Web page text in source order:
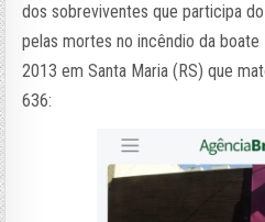
dos sobreviventes que participa
pelas mortes no incêndio da
2013 em Santa Maria (RS) que
636: